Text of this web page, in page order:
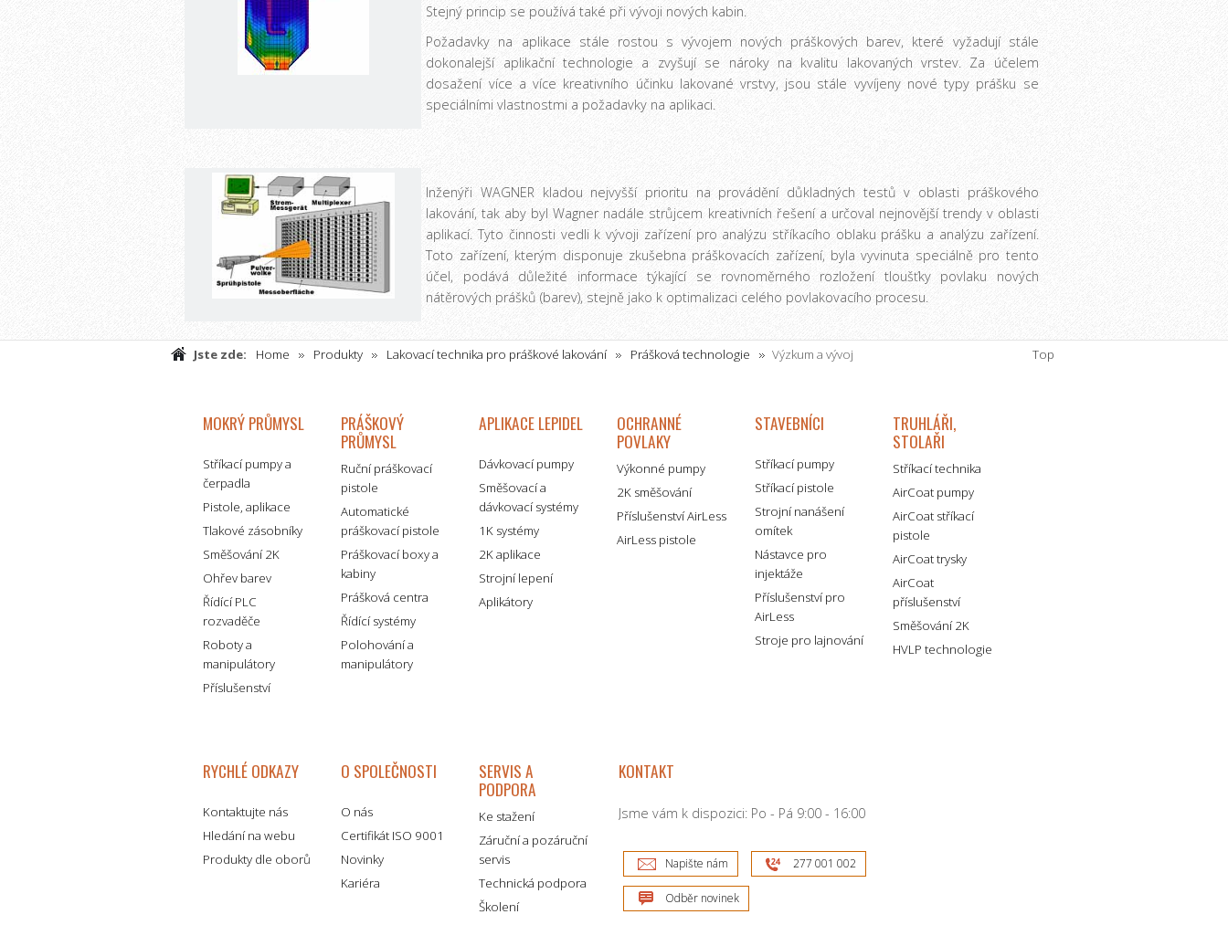
Stejný princip se používá také při vývoji nových kabin.
Požadavky na aplikace stále rostou s vývojem nových práškových barev, které vyžadují stále
dokonalejší aplikační technologie a zvyšují se nároky na kvalitu lakovaných vrstev. Za účelem
dosažení více a více kreativního účinku lakované vrstvy, jsou stále vyvíjeny nové typy prášku se
speciálními vlastnostmi a požadavky na aplikaci.
Inženýři WAGNER kladou nejvyšší prioritu na provádění důkladných testů v oblasti práškového
lakování, tak aby byl Wagner nadále strůjcem kreativních řešení a určoval nejnovější trendy v oblasti
aplikací. Tyto činnosti vedli k vývoji zařízení pro analýzu stříkacího oblaku prášku a analýzu zařízení.
Toto zařízení, kterým disponuje zkušebna práškovacích zařízení, byla vyvinuta speciálně pro tento
účel, podává důležité informace týkající se rovnoměrného rozložení tloušťky povlaku nových
nátěrových prášků (barev), stejně jako k optimalizaci celého povlakovacího procesu.
Jste zde: Home Produkty Lakovací technika pro práškové lakování Prášková technologie
Výzkum a vývoj
Top
MOKRÝ PRŮMYSL
Stříkací pumpy a
čerpadla
Pistole, aplikace
Tlakové zásobníky
Směšování 2K
Ohřev barev
Řídící PLC
rozvaděče
Roboty a
manipulátory
Příslušenství
PRÁŠKOVÝ
PRŮMYSL
Ruční práškovací
pistole
Automatické
práškovací pistole
Práškovací boxy a
kabiny
Prášková centra
Řídící systémy
Polohování a
manipulátory
APLIKACE LEPIDEL
Dávkovací pumpy
Směšovací a
dávkovací systémy
1K systémy
2K aplikace
Strojní lepení
Aplikátory
OCHRANNÉ
POVLAKY
Výkonné pumpy
2K směšování
Příslušenství AirLess
AirLess pistole
STAVEBNÍCI
Stříkací pumpy
Stříkací pistole
Strojní nanášení
omítek
Nástavce pro
injektáže
Příslušenství pro
AirLess
Stroje pro lajnování
TRUHLÁŘI,
STOLAŘI
Stříkací technika
AirCoat pumpy
AirCoat stříkací
pistole
AirCoat trysky
AirCoat
příslušenství
Směšování 2K
HVLP technologie
RYCHLÉ ODKAZY
Kontaktujte nás
Hledání na webu
Produkty dle oborů
O SPOLEČNOSTI
O nás
Certifikát ISO 9001
Novinky
Kariéra
SERVIS A
PODPORA
Ke stažení
Záruční a pozáruční
servis
Technická podpora
Školení
KONTAKT
Jsme vám k dispozici: Po - Pá 9:00 - 16:00
Napište nám 277 001 002
Odběr novinek